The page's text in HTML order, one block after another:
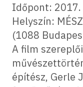
Időpont:
Helyszín:
(1088
A film
építész, Gerle